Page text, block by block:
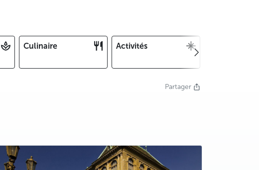
Culinaire Activités
Partager